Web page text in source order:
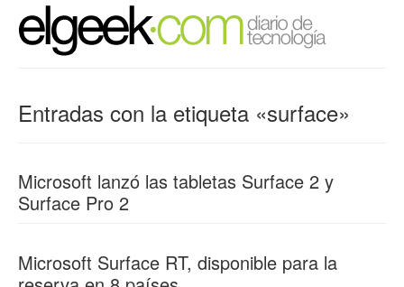
Entradas con la etiqueta «surface»
Microsoft lanzó las tabletas Surface 2 y
Surface Pro 2
Microsoft Surface RT, disponible para la